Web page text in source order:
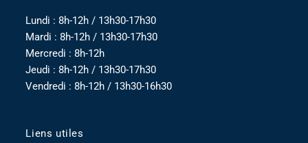
Lundi : 8h-12h / 13h30-17h30
Mardi : 8h-12h / 13h30-17h30
Mercredi : 8h-12h
Jeudi : 8h-12h / 13h30-17h30
Vendredi : 8h-12h / 13h30-16h30
Liens utiles